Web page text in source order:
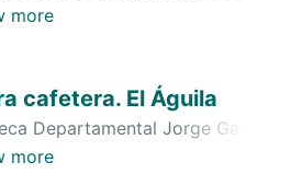
importante en
comercio, industria, entre otros.
turístico: cerro de cubides,
caza y pesca, río barragán,
lagos. Observamos en la
granos de café rojo en manos
more
cafetera. El Águila
Departamental Jorge Garcés
, 2016-07-03
more